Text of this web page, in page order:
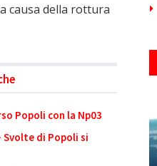
causa della rottura
Popoli con la Np03
di Popoli si